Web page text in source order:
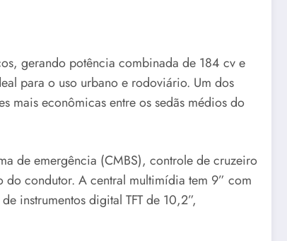
gerando potência combinada de 184 cv e
para o uso urbano e rodoviário. Um dos
mais econômicas entre os sedãs médios do
de emergência (CMBS), controle de cruzeiro
do condutor. A central multimídia tem 9” com
instrumentos digital TFT de 10,2”,